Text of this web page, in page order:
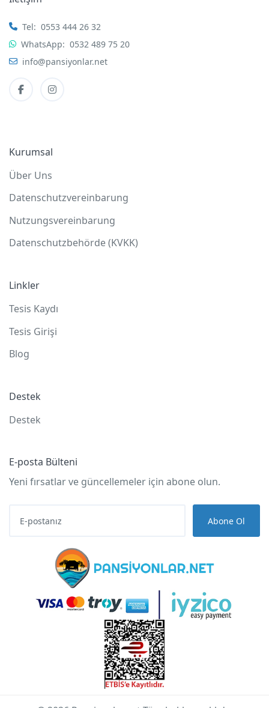
Tel: 0553 444 26 32
WhatsApp: 0532 489 75 20
info@pansiyonlar.net
Kurumsal
Über Uns
Datenschutzvereinbarung
Nutzungsvereinbarung
Datenschutzbehörde (KVKK)
Linkler
Tesis Kaydı
Tesis Girişi
Blog
Destek
Destek
E-posta Bülteni
Yeni fırsatlar ve güncellemeler için abone olun.
Abone Ol